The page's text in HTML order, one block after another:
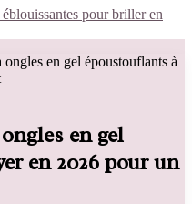
éblouissantes pour briller en
en gel époustouflants à
en gel
en 2026 pour un